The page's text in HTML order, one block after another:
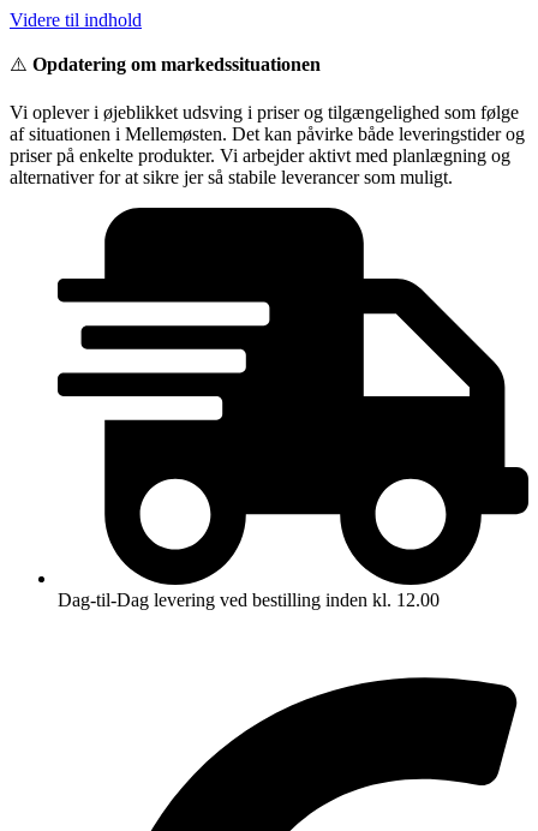
Videre til indhold
⚠️ Opdatering om markedssituationen
Vi oplever i øjeblikket udsving i priser og tilgængelighed som følge
af situationen i Mellemøsten. Det kan påvirke både leveringstider og
priser på enkelte produkter. Vi arbejder aktivt med planlægning og
alternativer for at sikre jer så stabile leverancer som muligt.
Dag-til-Dag levering ved bestilling inden kl. 12.00